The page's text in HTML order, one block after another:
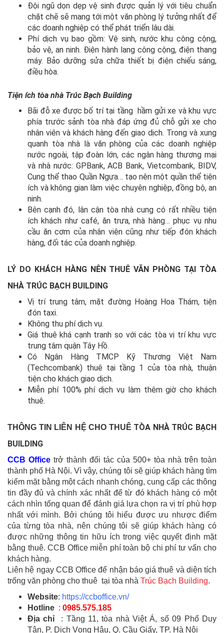
Đội ngũ dọn dẹp vệ sinh được quản lý với tiêu chuẩn
chặt chẽ sẽ mang tới một văn phòng lý tưởng nhất để
các doanh nghiệp có thể phát triển lâu dài.
Phí dịch vụ bao gồm: Vệ sinh, nước khu công cộng,
bảo vệ, an ninh. Điện hành lang công cộng, điện thang
máy. Bảo dưỡng sửa chữa thiết bị điện chiếu sáng,
điều hòa.
Tiện ích tòa nhà Trúc Bạch Building
Bãi đỗ xe được bố trí tại tầng hầm gửi xe và khu vực
phía trước sảnh tòa nhà đáp ứng đủ chỗ gửi xe cho
nhân viên và khách hàng đến giao dịch. Trong và xung
quanh tòa nhà là văn phòng của các doanh nghiệp
nước ngoài, tập đoàn lớn, các ngân hàng thương mại
và nhà nước: GPBank, ACB Bank, Vietcombank, BIDV,
Cung thể thao Quần Ngựa… tạo nên một quần thể tiện
ích và không gian làm việc chuyên nghiệp, đồng bộ, an
ninh.
Bên cạnh đó, lân cận tòa nhà cung có rất nhiều tiện
ích khách như café, ăn trưa, nhà hàng… phục vụ nhu
cầu ăn cơm của nhân viên cũng như tiếp đón khách
hàng, đối tác của doanh nghiệp.
LÝ DO KHÁCH HÀNG NÊN THUÊ VĂN PHÒNG TẠI TÒA
NHÀ TRÚC BẠCH BUILDING
Vị trí trung tâm, mặt đường Hoàng Hoa Thám, tiện
đón taxi.
Không thu phí dịch vụ.
Giá thuê khá cạnh tranh so với các tòa vị trí khu vực
trung tâm quận Tây Hồ.
Có Ngân Hàng TMCP Kỹ Thương Việt Nam
(Techcombank) thuê tại tầng 1 của tòa nhà, thuận
tiện cho khách giao dịch.
Miễn phí 100% phí dịch vụ làm thêm giờ cho khách
thuê.
THÔNG TIN LIÊN HỆ CHO THUÊ TÒA NHÀ TRÚC BẠCH
BUILDING
CCB Office trở thành đối tác của 500+ tòa nhà trên toàn
thành phố Hà Nội. Vì vậy, chúng tôi sẽ giúp khách hàng tìm
kiếm mặt bằng một cách nhanh chóng, cung cấp các thông
tin đầy đủ và chính xác nhất để từ đó khách hàng có một
cách nhìn tổng quan để đánh giá lựa chọn ra vị trí phù hợp
nhất với mình. Bởi chúng tôi hiểu được ưu nhược điểm
của từng tòa nhà, nên chúng tôi sẽ giúp khách hàng có
được những thông tin hữu ích trong việc quyết định mặt
bằng thuê. CCB Office miễn phí toàn bộ chi phí tư vấn cho
khách hàng.
Liên hệ ngay CCB Office để nhận báo giá thuê và diện tích
trống văn phòng cho thuê tại tòa nhà Trúc Bạch Building.
Website: https://ccboffice.vn/
Hotline : 0985.575.185
Địa chỉ
: Tầng 11, tòa nhà Việt Á, số 09 Phố Duy
Tân, P. Dịch Vọng Hậu, Q. Cầu Giấy, TP. Hà Nội